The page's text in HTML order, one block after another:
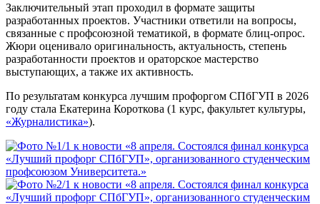
Заключительный этап проходил в формате защиты
разработанных проектов. Участники ответили на вопросы,
связанные с профсоюзной тематикой, в формате блиц-опрос.
Жюри оценивало оригинальность, актуальность, степень
разработанности проектов и ораторское мастерство
выступающих, а также их активность.
По результатам конкурса лучшим профоргом СПбГУП в 2026
году стала Екатерина Короткова (1 курс, факультет культуры,
«Журналистика»).